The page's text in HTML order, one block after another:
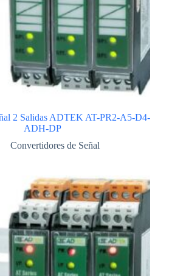
2 Salidas ADTEK AT-PR2-A5-D4-
ADH-DP
Convertidores de Señal